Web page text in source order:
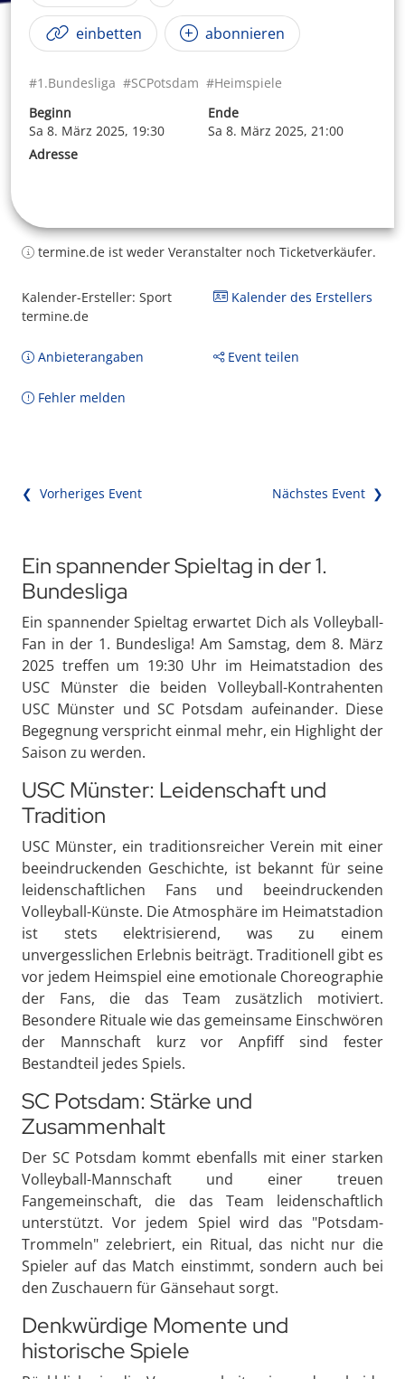
einbetten abonnieren
#1.Bundesliga #SCPotsdam #Heimspiele
Beginn
Sa 8. März 2025, 19:30
Ende
Sa 8. März 2025, 21:00
Adresse
termine.de ist weder Veranstalter noch Ticketverkäufer.
Kalender-Ersteller: Sport
termine.de
Kalender des Erstellers
Anbieterangaben Event teilen
Fehler melden
❮ Vorheriges Event Nächstes Event ❯
Ein spannender Spieltag in der 1.
Bundesliga
Ein spannender Spieltag erwartet Dich als Volleyball-
Fan in der 1. Bundesliga! Am Samstag, dem 8. März
2025 treffen um 19:30 Uhr im Heimatstadion des
USC Münster die beiden Volleyball-Kontrahenten
USC Münster und SC Potsdam aufeinander. Diese
Begegnung verspricht einmal mehr, ein Highlight der
Saison zu werden.
USC Münster: Leidenschaft und
Tradition
USC Münster, ein traditionsreicher Verein mit einer
beeindruckenden Geschichte, ist bekannt für seine
leidenschaftlichen Fans und beeindruckenden
Volleyball-Künste. Die Atmosphäre im Heimatstadion
ist stets elektrisierend, was zu einem
unvergesslichen Erlebnis beiträgt. Traditionell gibt es
vor jedem Heimspiel eine emotionale Choreographie
der Fans, die das Team zusätzlich motiviert.
Besondere Rituale wie das gemeinsame Einschwören
der Mannschaft kurz vor Anpfiff sind fester
Bestandteil jedes Spiels.
SC Potsdam: Stärke und
Zusammenhalt
Der SC Potsdam kommt ebenfalls mit einer starken
Volleyball-Mannschaft und einer treuen
Fangemeinschaft, die das Team leidenschaftlich
unterstützt. Vor jedem Spiel wird das "Potsdam-
Trommeln" zelebriert, ein Ritual, das nicht nur die
Spieler auf das Match einstimmt, sondern auch bei
den Zuschauern für Gänsehaut sorgt.
Denkwürdige Momente und
historische Spiele